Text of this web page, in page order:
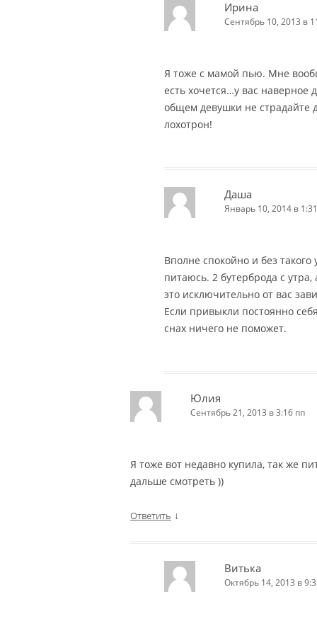
Ирина
Сентябрь 10, 2013 в
Я тоже с мамой пью. Мне
есть хочется…у вас наверное
общем девушки не страдайте
лохотрон!
Даша
Январь 10, 2014 в
Вполне спокойно и без
питаюсь. 2 бутерброда с
это исключительно от вас
Если привыкли постоянно
снах ничего не поможет.
Юлия
Сентябрь 21, 2013 в 3:16 пп
Я тоже вот недавно купила, так же
дальше смотреть ))
Ответить ↓
Витька
Октябрь 14, 2013 в